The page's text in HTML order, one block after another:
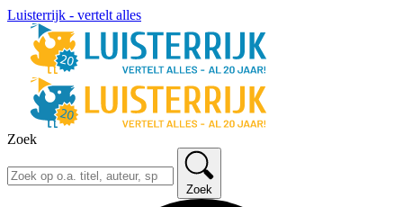
Luisterrijk - vertelt alles
Zoek
Zoek